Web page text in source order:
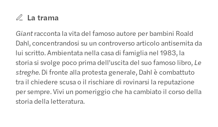
La trama
Giantracconta la vita del famoso autore per bambini Roald
Dahl, concentrandosi su un controverso articolo antisemita da
lui scritto. Ambientata nella casa di famiglia nel 1983, la
storia si svolge poco prima dell'uscita del suo famoso libro, Le
streghe. Di fronte alla protesta generale, Dahl è combattuto
tra il chiedere scusa o il rischiare di rovinarsi la reputazione
per sempre. Vivi un pomeriggio che ha cambiato il corso della
storia della letteratura.